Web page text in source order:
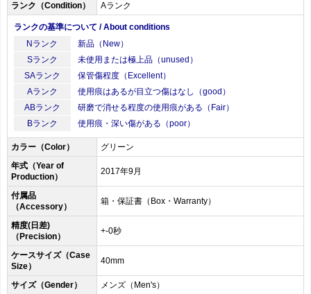
ランク（Condition）
Aランク
ランクの基準について / About conditions
Nランク
新品（New）
Sランク
未使用または極上品（unused）
SAランク
保管傷程度（Excellent）
Aランク
使用痕はあるが目立つ傷はなし（good）
ABランク
研磨で消せる程度の使用痕がある（Fair）
Bランク
使用痕・深い傷がある（poor）
カラー（Color）
グリーン
年式（Year of
Production）
2017年9月
付属品
（Accessory）
箱・保証書（Box・Warranty）
精度(日差)
（Precision）
+-0秒
ケースサイズ（Case
Size）
40mm
サイズ（Gender）
メンズ（Men's）